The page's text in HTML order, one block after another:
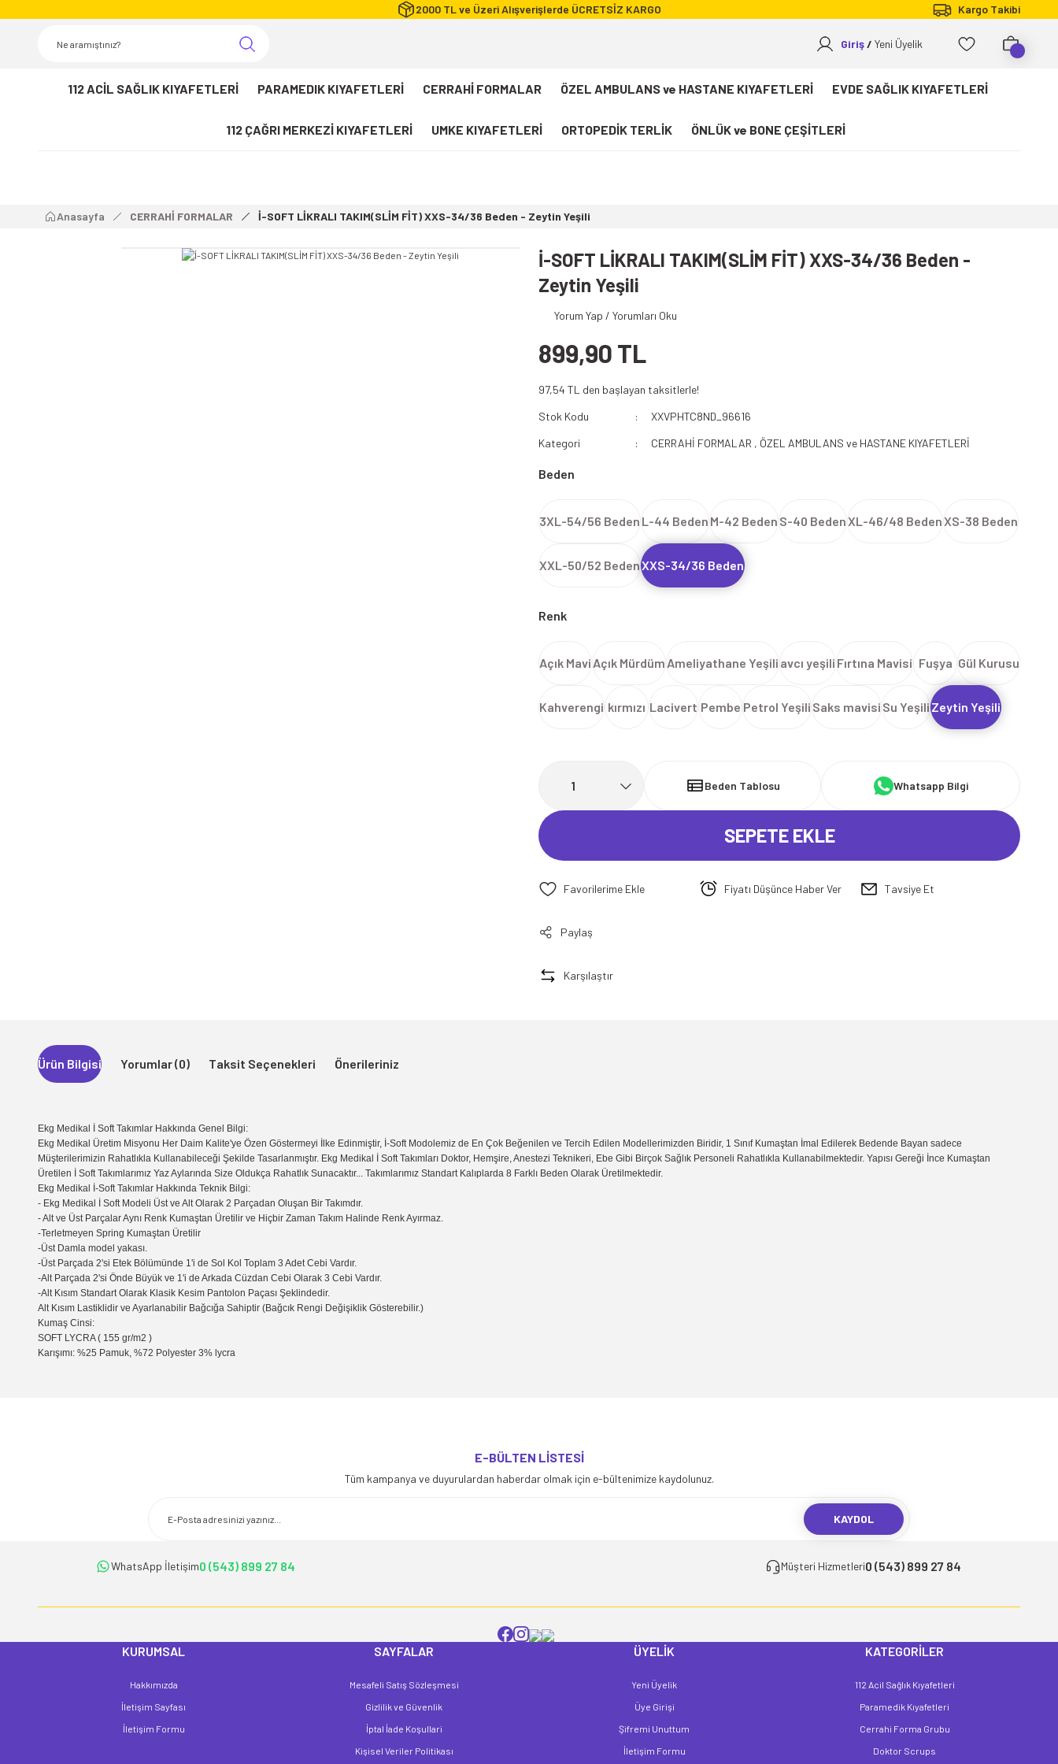
2000 TL ve Üzeri Alışverişlerde ÜCRETSİZ KARGO Kargo Takibi
Giriş Yeni Üyelik
112 ACİL SAĞLIK KIYAFETLERİ PARAMEDIK KIYAFETLERİ CERRAHİ FORMALAR ÖZEL AMBULANS ve HASTANE KIYAFETLERİ EVDE SAĞLIK KIYAFETLERİ
112 ÇAĞRI MERKEZİ KIYAFETLERİ UMKE KIYAFETLERİ ORTOPEDİK TERLİK ÖNLÜK ve BONE ÇEŞİTLERİ
Paramedik T-shirt
112 Acil Sağlık Pantolon
Paramedik Pantolon
112 Paramedik Yelek
Beyaz Önlük
Paramedik Swit
Anasayfa CERRAHİ FORMALAR İ-SOFT LİKRALI TAKIM(SLİM FİT) XXS-34/36 Beden - Zeytin Yeşili
İ-SOFT LİKRALI TAKIM(SLİM FİT) XXS-34/36 Beden -
Zeytin Yeşili
Yorum Yap / Yorumları Oku
899,90 TL
97,54 TL den başlayan taksitlerle!
Stok Kodu
XXVPHTC8ND_96616
Kategori
CERRAHİ FORMALAR , ÖZEL AMBULANS ve HASTANE KIYAFETLERİ
Beden
3XL-54/56 Beden L-44 Beden M-42 Beden S-40 BedenXL-46/48 BedenXS-38 Beden
XXL-50/52 BedenXXS-34/36 Beden
Renk
Açık Mavi Açık Mürdüm Ameliyathane Yeşili avcı yeşili Fırtına Mavisi Fuşya Gül Kurusu
Kahverengi kırmızı Lacivert Pembe Petrol Yeşili Saks mavisi Su Yeşili Zeytin Yeşili
Beden Tablosu Whatsapp Bilgi
SEPETE EKLE
Fiyatı Düşünce Haber Ver Tavsiye Et
Paylaş
Karşılaştır
Ürün Bilgisi Yorumlar (0) Taksit Seçenekleri Önerileriniz
Ekg Medikal İ Soft Takımlar Hakkında Genel Bilgi:
Ekg Medikal Üretim Misyonu Her Daim Kalite'ye Özen Göstermeyi İlke Edinmiştir, İ-Soft Modolemiz de En Çok Beğenilen ve Tercih Edilen Modellerimizden Biridir, 1 Sınıf Kumaştan İmal Edilerek Bedende Bayan sadece
Müşterilerimizin Rahatlıkla Kullanabileceği Şekilde Tasarlanmıştır. Ekg Medikal İ Soft Takımları Doktor, Hemşire, Anestezi Teknikeri, Ebe Gibi Birçok Sağlık Personeli Rahatlıkla Kullanabilmektedir. Yapısı Gereği İnce Kumaştan
Üretilen İ Soft Takımlarımız Yaz Aylarında Size Oldukça Rahatlık Sunacaktır... Takımlarımız Standart Kalıplarda 8 Farklı Beden Olarak Üretilmektedir.
Ekg Medikal İ-Soft Takımlar Hakkında Teknik Bilgi:
- Ekg Medikal İ Soft Modeli Üst ve Alt Olarak 2 Parçadan Oluşan Bir Takımdır.
- Alt ve Üst Parçalar Aynı Renk Kumaştan Üretilir ve Hiçbir Zaman Takım Halinde Renk Ayırmaz.
-Terletmeyen Spring Kumaştan Üretilir
-Üst Damla model yakası.
-Üst Parçada 2'si Etek Bölümünde 1'i de Sol Kol Toplam 3 Adet Cebi Vardır.
-Alt Parçada 2'si Önde Büyük ve 1'i de Arkada Cüzdan Cebi Olarak 3 Cebi Vardır.
-Alt Kısım Standart Olarak Klasik Kesim Pantolon Paçası Şeklindedir.
Alt Kısım Lastiklidir ve Ayarlanabilir Bağcığa Sahiptir (Bağcık Rengi Değişiklik Gösterebilir.)
Kumaş Cinsi:
SOFT LYCRA ( 155 gr/m2 )
Karışımı: %25 Pamuk, %72 Polyester 3% lycra
Ürün açıklamasında eksik bilgiler bulunuyor.
Ürün fiyatı diğer sitelerden daha pahalı.
E-BÜLTEN LİSTESİ
Tüm kampanya ve duyurulardan haberdar olmak için e-bültenimize kaydolunuz.
KAYDOL
WhatsApp İletişim0 (543) 899 27 84 Müşteri Hizmetleri0 (543) 899 27 84
KURUMSAL
Hakkımızda
İletişim Sayfası
İletişim Formu
SAYFALAR
Mesafeli Satış Sözleşmesi
Gizlilik ve Güvenlik
İptal İade Koşullari
Kişisel Veriler Politikası
ÜYELİK
Yeni Üyelik
Üye Girişi
Şifremi Unuttum
İletişim Formu
KATEGORİLER
112 Acil Sağlık Kıyafetleri
Paramedik Kıyafetleri
Cerrahi Forma Grubu
Doktor Scrups